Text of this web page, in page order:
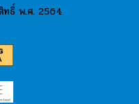
ทธิ์ พ.ศ. 2564